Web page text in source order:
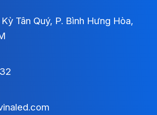
Kỳ Tân Quý, P. Bình Hưng Hòa,